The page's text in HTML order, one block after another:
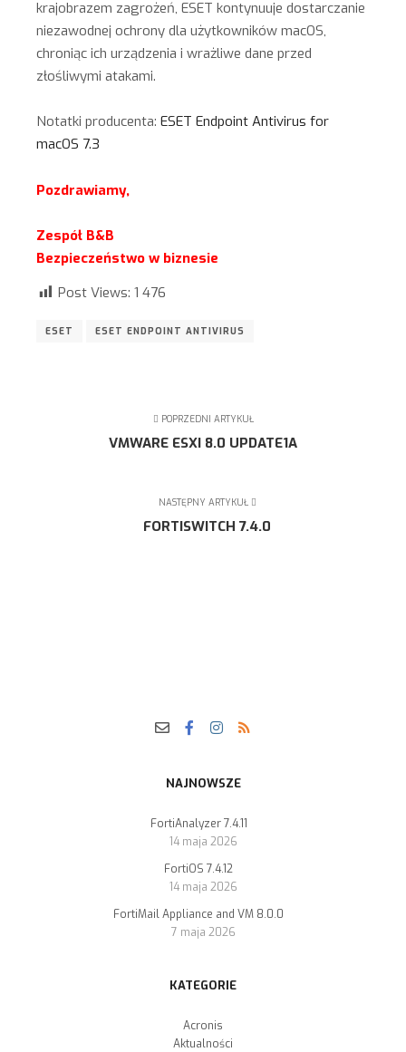
krajobrazem zagrożeń, ESET kontynuuje dostarczanie
niezawodnej ochrony dla użytkowników macOS,
chroniąc ich urządzenia i wrażliwe dane przed
złośliwymi atakami.
Notatki producenta: ESET Endpoint Antivirus for
macOS 7.3
Pozdrawiamy,
Zespół B&B
Bezpieczeństwo w biznesie
Post Views: 1 476
ESET ESET ENDPOINT ANTIVIRUS
POPRZEDNI ARTYKUŁ
VMWARE ESXI 8.0 UPDATE1A
NASTĘPNY ARTYKUŁ
FORTISWITCH 7.4.0
NAJNOWSZE
FortiAnalyzer 7.4.11
14 maja 2026
FortiOS 7.4.12
14 maja 2026
FortiMail Appliance and VM 8.0.0
7 maja 2026
KATEGORIE
Acronis
Aktualności